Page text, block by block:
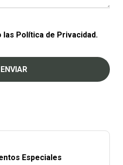
las Política de Privacidad.
Especiales